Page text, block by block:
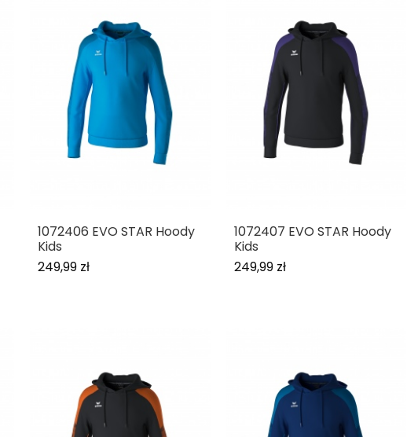
1072406 EVO STAR Hoody
Kids
249,99 zł
1072407 EVO STAR Hoody
Kids
249,99 zł